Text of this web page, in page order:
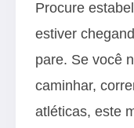
Procure
estiver
pare. Se você
caminhar,
atléticas, este